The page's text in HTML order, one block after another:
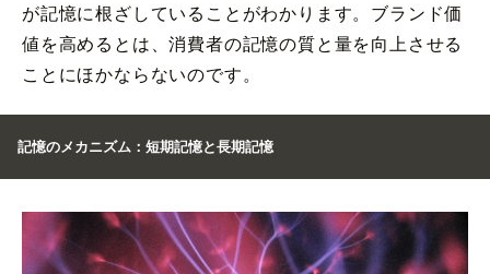
が記憶に根ざしていることがわかります。ブランド価
値を高めるとは、消費者の記憶の質と量を向上させる
ことにほかならないのです。
記憶のメカニズム：短期記憶と長期記憶